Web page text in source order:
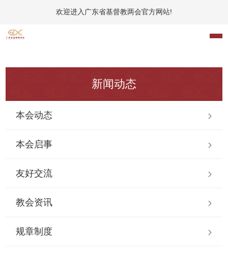
欢迎进入广东省基督教两会官方网站!
新闻动态
本会动态
本会启事
友好交流
教会资讯
规章制度